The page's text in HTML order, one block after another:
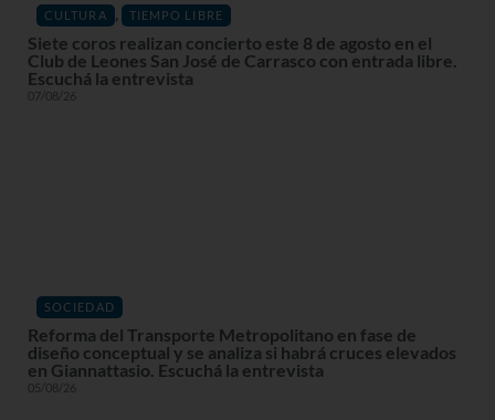
CULTURA , TIEMPO LIBRE
Siete coros realizan concierto este 8 de agosto en el
Club de Leones San José de Carrasco con entrada libre.
Escuchá la entrevista
07/08/26
SOCIEDAD
Reforma del Transporte Metropolitano en fase de
diseño conceptual y se analiza si habrá cruces elevados
en Giannattasio. Escuchá la entrevista
05/08/26